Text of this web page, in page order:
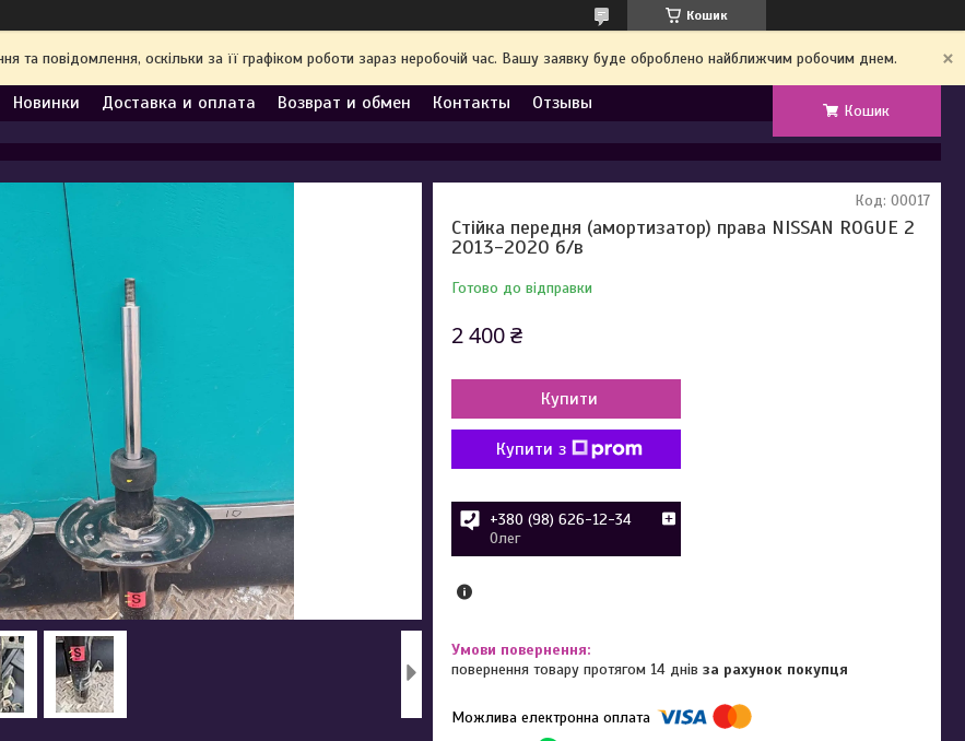
Кошик
та повідомлення, оскільки за її графіком роботи зараз неробочій час. Вашу заявку буде оброблено найближчим робочим днем.
Новинки Доставка и оплата Возврат и обмен Контакты Отзывы Кошик
Стійка передня (амортизатор) права NISSAN ROGUE 2
2013-2020 б/в
Готово до відправки
Код: 00017
2 400 ₴
Купити
Купити з
+380 (98) 626-12-34
Олег
повернення товару протягом 14 днівза рахунок покупця